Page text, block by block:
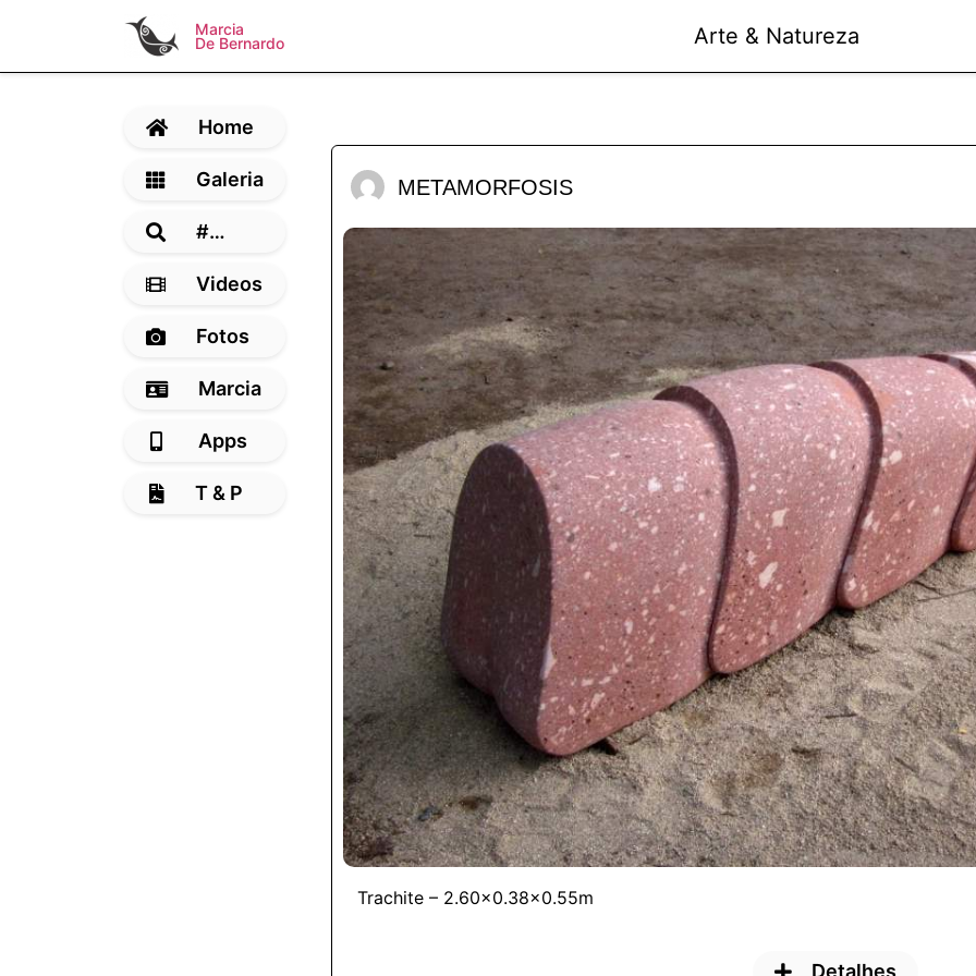
Marcia
De Bernardo Arte & Natureza
Home
Galeria
#…
Videos
Fotos
Marcia
Apps
T & P
METAMORFOSIS
Trachite – 2.60×0.38×0.55m
Detalhes